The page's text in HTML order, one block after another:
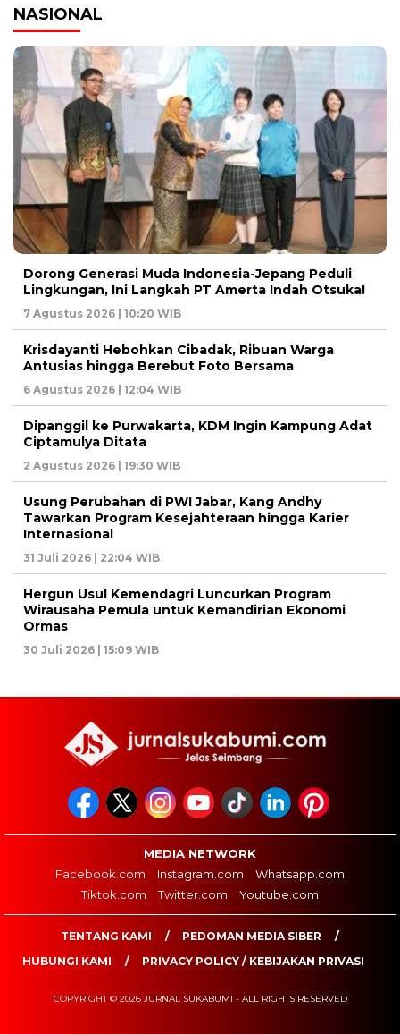
NASIONAL
Dorong Generasi Muda Indonesia-Jepang Peduli
Lingkungan, Ini Langkah PT Amerta Indah Otsuka!
7 Agustus 2026 | 10:20 WIB
Krisdayanti Hebohkan Cibadak, Ribuan Warga
Antusias hingga Berebut Foto Bersama
6 Agustus 2026 | 12:04 WIB
Dipanggil ke Purwakarta, KDM Ingin Kampung Adat
Ciptamulya Ditata
2 Agustus 2026 | 19:30 WIB
Usung Perubahan di PWI Jabar, Kang Andhy
Tawarkan Program Kesejahteraan hingga Karier
Internasional
31 Juli 2026 | 22:04 WIB
Hergun Usul Kemendagri Luncurkan Program
Wirausaha Pemula untuk Kemandirian Ekonomi
Ormas
30 Juli 2026 | 15:09 WIB
MEDIA NETWORK
Facebook.com
Instagram.com
Whatsapp.com
Tiktok.com
Twitter.com Youtube.com
TENTANG KAMI
PEDOMAN MEDIA SIBER
HUBUNGI KAMI
PRIVACY POLICY / KEBIJAKAN PRIVASI
COPYRIGHT © 2026 JURNAL SUKABUMI - ALL RIGHTS RESERVED